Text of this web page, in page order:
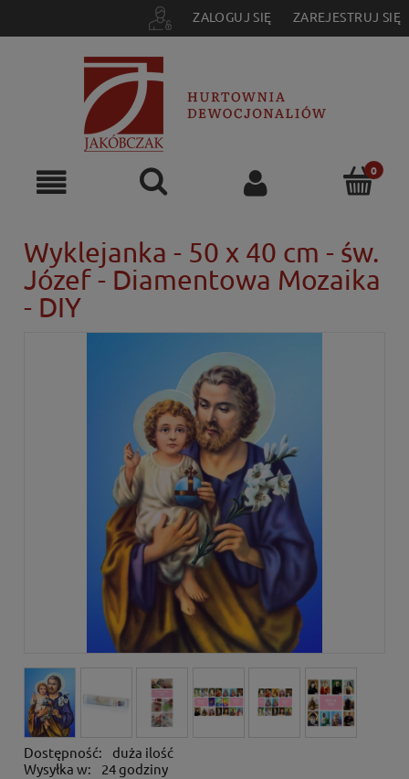
ZALOGUJ SIĘ ZAREJESTRUJ SIĘ
Wyklejanka - 50 x 40 cm - św.
Józef - Diamentowa Mozaika
- DIY
Dostępność:
duża ilość
Wysyłka w:
24 godziny